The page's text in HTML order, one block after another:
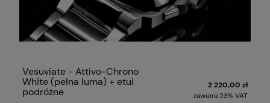
Vesuviate - Attivo-Chrono
White (pełna luma) + etui
podróżne
2 220,00 zł
zawiera 23% VAT